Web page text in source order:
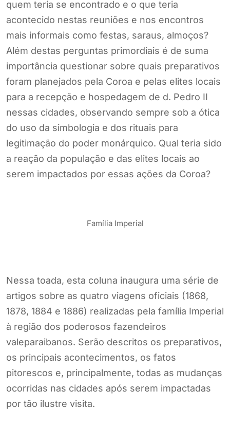
quem teria se encontrado e o que teria
acontecido nestas reuniões e nos encontros
mais informais como festas, saraus, almoços?
Além destas perguntas primordiais é de suma
importância questionar sobre quais preparativos
foram planejados pela Coroa e pelas elites locais
para a recepção e hospedagem de d. Pedro II
nessas cidades, observando sempre sob a ótica
do uso da simbologia e dos rituais para
legitimação do poder monárquico. Qual teria sido
a reação da população e das elites locais ao
serem impactados por essas ações da Coroa?
Família Imperial
Nessa toada, esta coluna inaugura uma série de
artigos sobre as quatro viagens oficiais (1868,
1878, 1884 e 1886) realizadas pela família Imperial
à região dos poderosos fazendeiros
valeparaibanos. Serão descritos os preparativos,
os principais acontecimentos, os fatos
pitorescos e, principalmente, todas as mudanças
ocorridas nas cidades após serem impactadas
por tão ilustre visita.